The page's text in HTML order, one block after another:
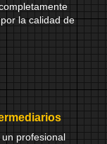
la calidad de
profesional